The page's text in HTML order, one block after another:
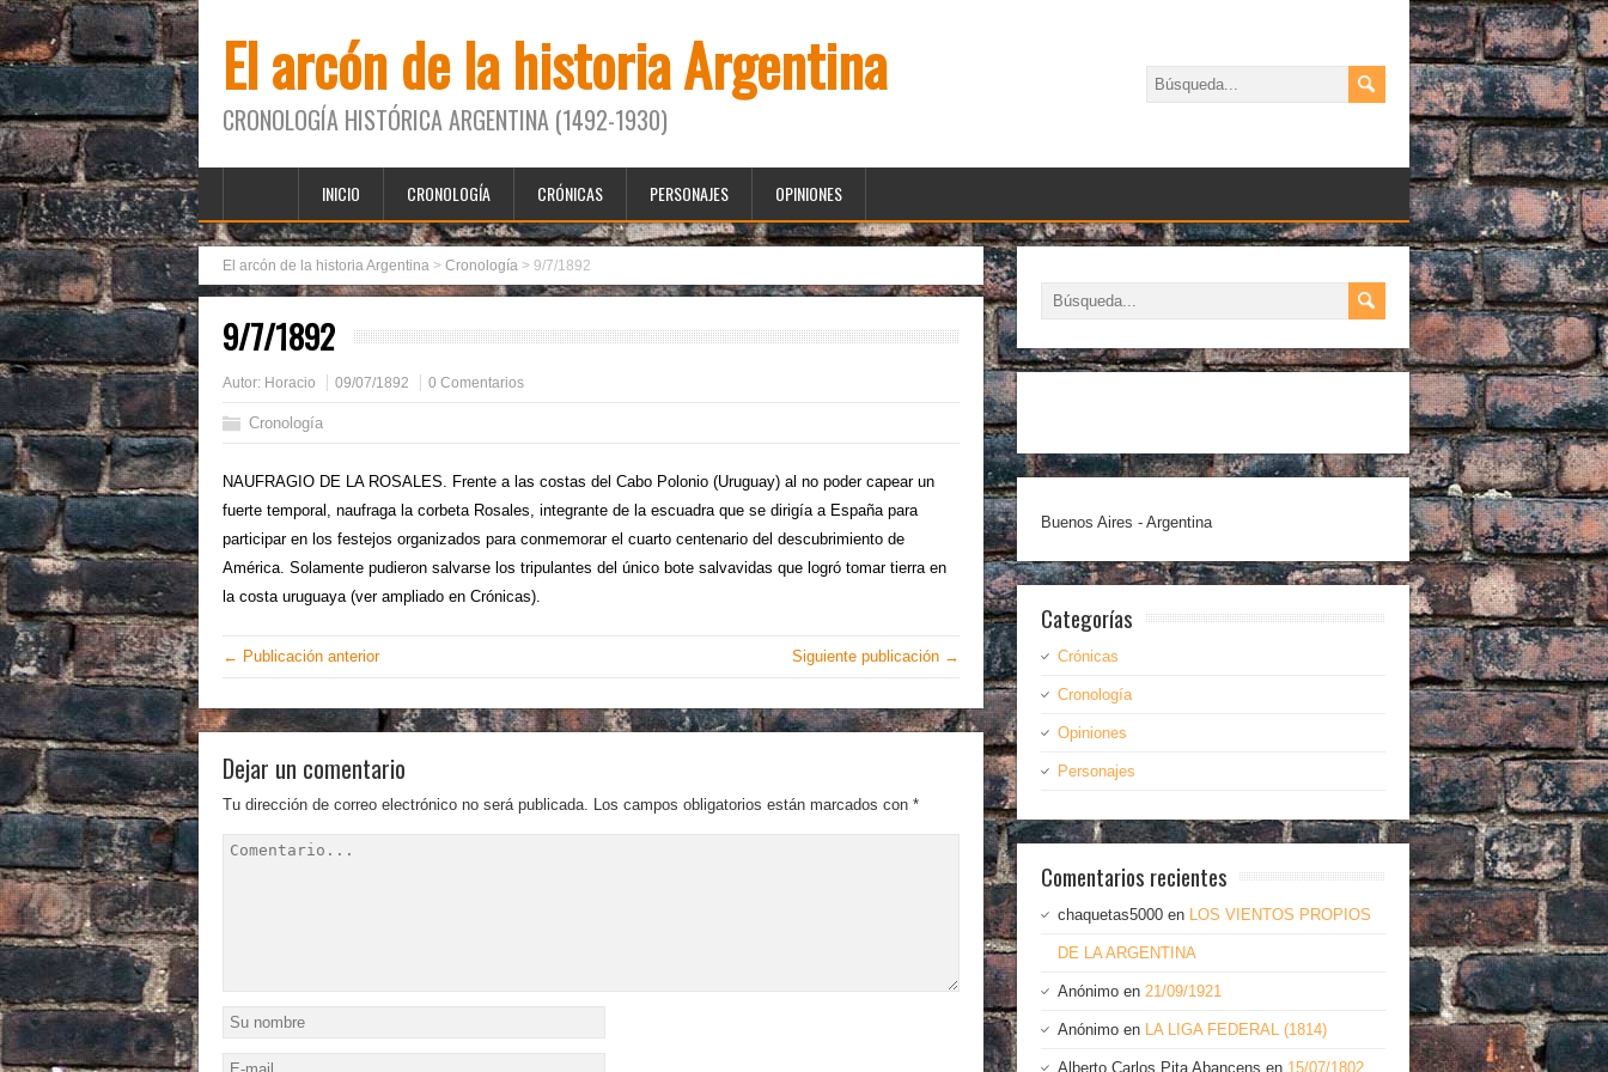
El arcón de la historia Argentina
CRONOLOGÍA HISTÓRICA ARGENTINA (1492-1930)
INICIO CRONOLOGÍA CRÓNICAS PERSONAJES OPINIONES
El arcón de la historia Argentina > Cronología > 9/7/1892
9/7/1892
Autor: Horacio 09/07/1892 0 Comentarios
Cronología
NAUFRAGIO DE LA ROSALES. Frente a las costas del Cabo Polonio (Uruguay) al no poder capear un
fuerte temporal, naufraga la corbeta Rosales, integrante de la escuadra que se dirigía a España para
participar en los festejos organizados para conmemorar el cuarto centenario del descubrimiento de
América. Solamente pudieron salvarse los tripulantes del único bote salvavidas que logró tomar tierra en
la costa uruguaya (ver ampliado en Crónicas).
← Publicación anterior Siguiente publicación →
Dejar un comentario
Tu dirección de correo electrónico no será publicada. Los campos obligatorios están marcados con *
Buenos Aires - Argentina
Categorías
Crónicas
Cronología
Opiniones
Personajes
Comentarios recientes
chaquetas5000 en LOS VIENTOS PROPIOS
DE LA ARGENTINA
Anónimo en 21/09/1921
Anónimo en LA LIGA FEDERAL (1814)
Alberto Carlos Pita Abancens en 15/07/1802